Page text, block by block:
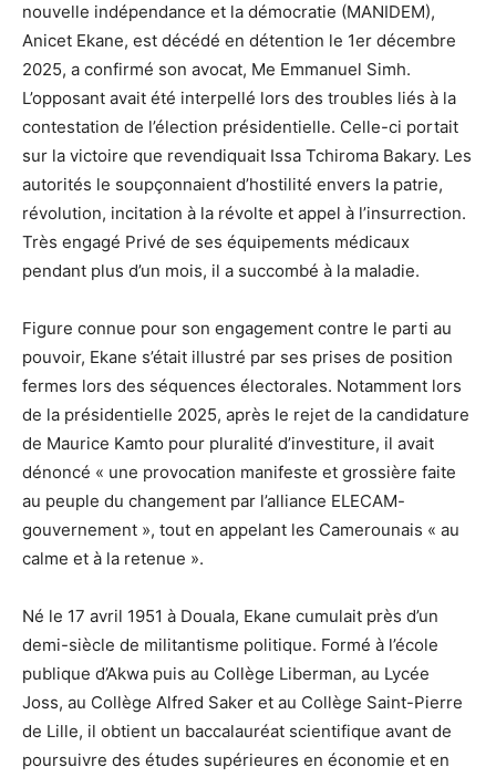
nouvelle indépendance et la démocratie (MANIDEM),
Anicet Ekane, est décédé en détention le 1er décembre
2025, a confirmé son avocat, Me Emmanuel Simh.
L’opposant avait été interpellé lors des troubles liés à la
contestation de l’élection présidentielle. Celle-ci portait
sur la victoire que revendiquait Issa Tchiroma Bakary. Les
autorités le soupçonnaient d’hostilité envers la patrie,
révolution, incitation à la révolte et appel à l’insurrection.
Très engagé Privé de ses équipements médicaux
pendant plus d’un mois, il a succombé à la maladie.
Figure connue pour son engagement contre le parti au
pouvoir, Ekane s’était illustré par ses prises de position
fermes lors des séquences électorales. Notamment lors
de la présidentielle 2025, après le rejet de la candidature
de Maurice Kamto pour pluralité d’investiture, il avait
dénoncé « une provocation manifeste et grossière faite
au peuple du changement par l’alliance ELECAM-
gouvernement », tout en appelant les Camerounais « au
calme et à la retenue ».
Né le 17 avril 1951 à Douala, Ekane cumulait près d’un
demi-siècle de militantisme politique. Formé à l’école
publique d’Akwa puis au Collège Liberman, au Lycée
Joss, au Collège Alfred Saker et au Collège Saint-Pierre
de Lille, il obtient un baccalauréat scientifique avant de
poursuivre des études supérieures en économie et en